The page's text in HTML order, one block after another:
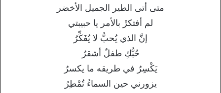
متى أتى الطير الجميل الأخضر
لم أفتكرْ بالأمر يا حبيبتي
إنَّ الذي يُحبُّ لا يُفَكِّرُ
حُبُّكِ طفلٌ أشقرُ
يَكْسِرُ في طريقه ما يكسرُ
يزورني حين السماءُ تُمْطِرُ